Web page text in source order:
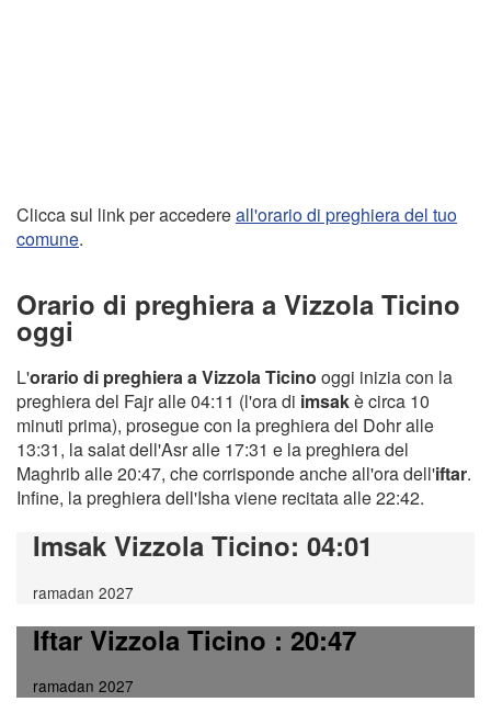
Clicca sul link per accedereall'orario di preghiera del tuo
comune.
Orario di preghiera a Vizzola Ticino
oggi
L'orario di preghiera a Vizzola Ticino oggi inizia con la
preghiera del Fajr alle 04:11 (l'ora di imsakè circa 10
minuti prima), prosegue con la preghiera del Dohr alle
13:31, la salat dell'Asr alle 17:31 e la preghiera del
Maghrib alle 20:47, che corrisponde anche all'ora dell'iftar.
Infine, la preghiera dell'Isha viene recitata alle 22:42.
Imsak Vizzola Ticino: 04:01
ramadan 2027
Iftar Vizzola Ticino: 20:47
ramadan 2027